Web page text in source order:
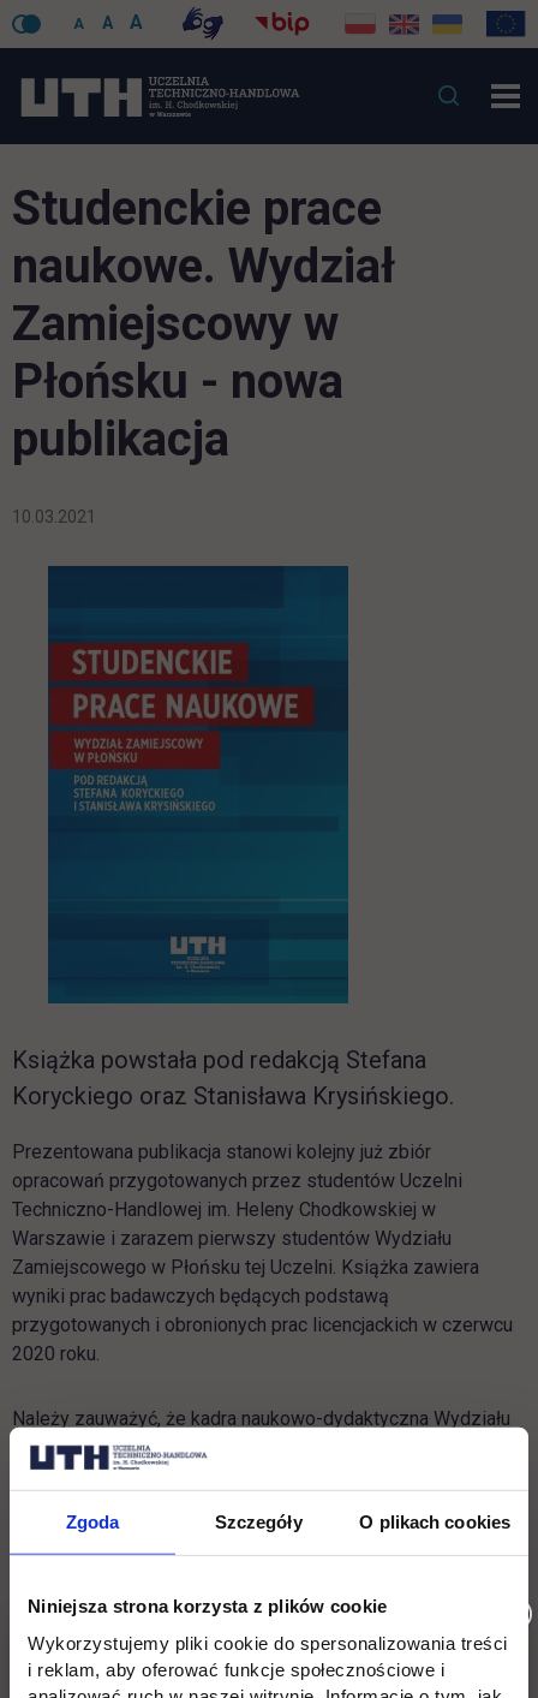
Zgoda Szczegóły O plikach cookies
Niniejsza strona korzysta z plików cookie
Wykorzystujemy pliki cookie do spersonalizowania treści
i reklam, aby oferować funkcje społecznościowe i
A A A
Studenckie prace
naukowe. Wydział
Zamiejscowy w
Płońsku - nowa
publikacja
10.03.2021
Książka powstała pod redakcją Stefana
Koryckiego oraz Stanisława Krysińskiego.
Prezentowana publikacja stanowi kolejny już zbiór
opracowań przygotowanych przez studentów Uczelni
Techniczno-Handlowej im. Heleny Chodkowskiej w
Warszawie i zarazem pierwszy studentów Wydziału
Zamiejscowego w Płońsku tej Uczelni. Książka zawiera
wyniki prac badawczych będących podstawą
przygotowanych i obronionych prac licencjackich w czerwcu
2020 roku.
Należy zauważyć, że kadra naukowo-dydaktyczna Wydziału
Zamiejscowego w Płońsku niestrudzenie inspiruje
studentów do podejmowania przez nich w pracach
zdyskontować w swoim życiu zawodowym. Dlatego też
publikacja zawiera opracowania, które w swojej treści
odnoszące się do wybranych jednostek samorządu
terytorialnego.